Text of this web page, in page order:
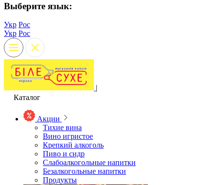
Выберите язык:
Укр Рос
Укр Рос
|
Каталог
Акции
Тихие вина
Вино игристое
Крепкий алкоголь
Пиво и сидр
Слабоалкогольные напитки
Безалкогольные напитки
Продукты